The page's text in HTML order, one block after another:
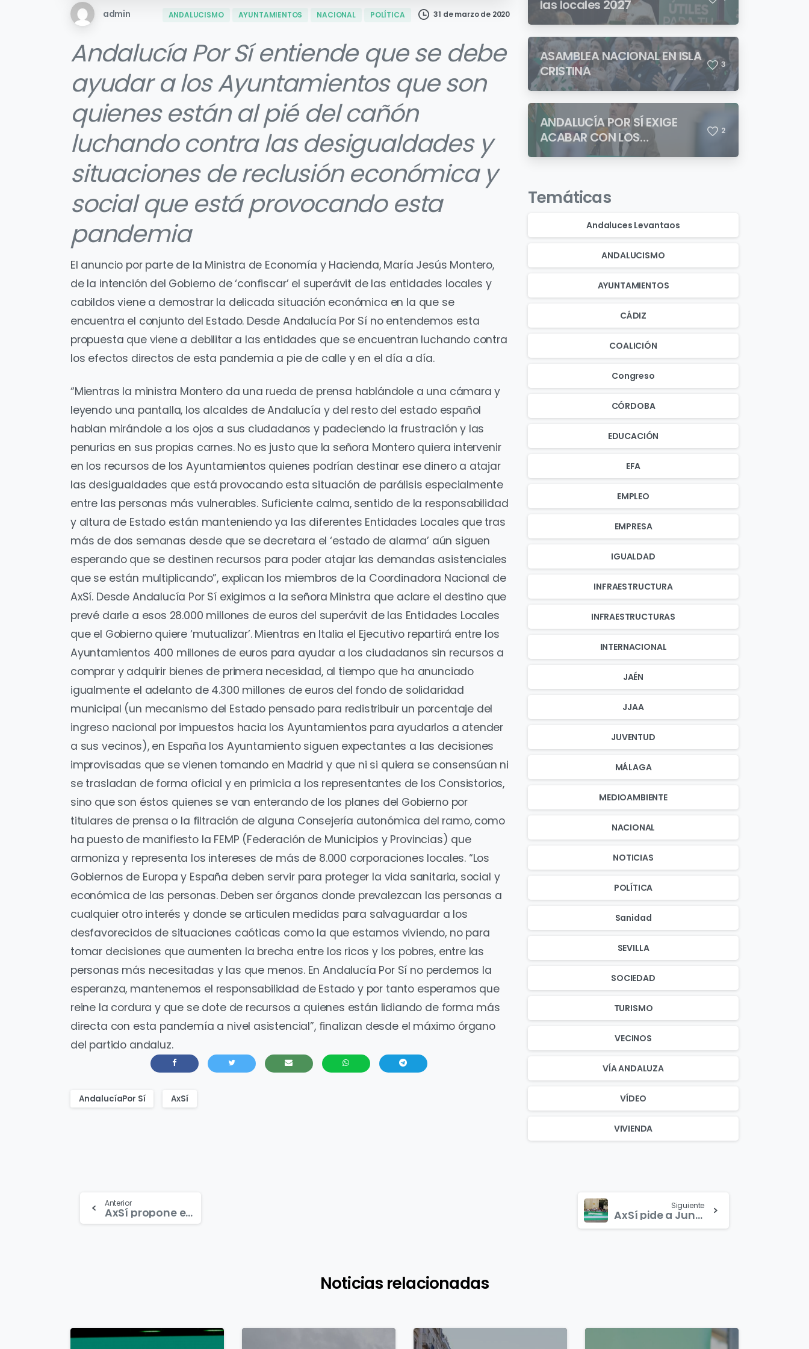
admin ANDALUCISMO AYUNTAMIENTOS NACIONAL POLÍTICA 31 de marzo de 2020
Andalucía Por Sí entiende que se debe
ayudar a los Ayuntamientos que son
quienes están al pié del cañón
luchando contra las desigualdades y
situaciones de reclusión económica y
social que está provocando esta
pandemia
El anuncio por parte de la Ministra de Economía y Hacienda, María Jesús Montero,
de la intención del Gobierno de ‘confiscar’ el superávit de las entidades locales y
cabildos viene a demostrar la delicada situación económica en la que se
encuentra el conjunto del Estado. Desde Andalucía Por Sí no entendemos esta
propuesta que viene a debilitar a las entidades que se encuentran luchando contra
los efectos directos de esta pandemia a pie de calle y en el día a día.
“Mientras la ministra Montero da una rueda de prensa hablándole a una cámara y
leyendo una pantalla, los alcaldes de Andalucía y del resto del estado español
hablan mirándole a los ojos a sus ciudadanos y padeciendo la frustración y las
penurias en sus propias carnes. No es justo que la señora Montero quiera intervenir
en los recursos de los Ayuntamientos quienes podrían destinar ese dinero a atajar
las desigualdades que está provocando esta situación de parálisis especialmente
entre las personas más vulnerables. Suficiente calma, sentido de la responsabilidad
y altura de Estado están manteniendo ya las diferentes Entidades Locales que tras
más de dos semanas desde que se decretara el ‘estado de alarma’ aún siguen
esperando que se destinen recursos para poder atajar las demandas asistenciales
que se están multiplicando”, explican los miembros de la Coordinadora Nacional de
AxSí. Desde Andalucía Por Sí exigimos a la señora Ministra que aclare el destino que
prevé darle a esos 28.000 millones de euros del superávit de las Entidades Locales
que el Gobierno quiere ‘mutualizar’. Mientras en Italia el Ejecutivo repartirá entre los
Ayuntamientos 400 millones de euros para ayudar a los ciudadanos sin recursos a
comprar y adquirir bienes de primera necesidad, al tiempo que ha anunciado
igualmente el adelanto de 4.300 millones de euros del fondo de solidaridad
municipal (un mecanismo del Estado pensado para redistribuir un porcentaje del
ingreso nacional por impuestos hacia los Ayuntamientos para ayudarlos a atender
a sus vecinos), en España los Ayuntamiento siguen expectantes a las decisiones
improvisadas que se vienen tomando en Madrid y que ni si quiera se consensúan ni
se trasladan de forma oficial y en primicia a los representantes de los Consistorios,
sino que son éstos quienes se van enterando de los planes del Gobierno por
titulares de prensa o la filtración de alguna Consejería autonómica del ramo, como
ha puesto de manifiesto la FEMP (Federación de Municipios y Provincias) que
armoniza y representa los intereses de más de 8.000 corporaciones locales. “Los
Gobiernos de Europa y España deben servir para proteger la vida sanitaria, social y
económica de las personas. Deben ser órganos donde prevalezcan las personas a
cualquier otro interés y donde se articulen medidas para salvaguardar a los
desfavorecidos de situaciones caóticas como la que estamos viviendo, no para
tomar decisiones que aumenten la brecha entre los ricos y los pobres, entre las
personas más necesitadas y las que menos. En Andalucía Por Sí no perdemos la
esperanza, mantenemos el responsabilidad de Estado y por tanto esperamos que
reine la cordura y que se dote de recursos a quienes están lidiando de forma más
directa con esta pandemía a nivel asistencial”, finalizan desde el máximo órgano
del partido andaluz.
AndalucíaPor Sí AxSí
las locales 2027
ASAMBLEA NACIONAL EN ISLA
CRISTINA
3
ANDALUCÍA POR SÍ EXIGE
ACABAR CON LOS
ASENTAMIENTOS
2
Temáticas
Andaluces Levantaos
ANDALUCISMO
AYUNTAMIENTOS
CÁDIZ
COALICIÓN
Congreso
CÓRDOBA
EDUCACIÓN
EFA
EMPLEO
EMPRESA
IGUALDAD
INFRAESTRUCTURA
INFRAESTRUCTURAS
INTERNACIONAL
JAÉN
JJAA
JUVENTUD
MÁLAGA
MEDIOAMBIENTE
NACIONAL
NOTICIAS
POLÍTICA
Sanidad
SEVILLA
SOCIEDAD
TURISMO
VECINOS
VÍA ANDALUZA
VÍDEO
VIVIENDA
Continue
Anterior
AxSí propone el refuerzo de la ayuda telefónica a domicilio en los Ayuntamientos andaluces y la pone en marcha en los que gobierna
Siguiente
AxSí pide a Junta y Gobierno medidas excepcionales para la recuperación económica de Andalucía tras liderar la subida del paro
Noticias relacionadas